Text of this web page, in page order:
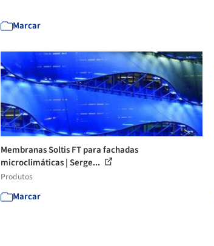
Marcar
Membranas Soltis FT para fachadas
microclimáticas | Serge...
Produtos
Marcar